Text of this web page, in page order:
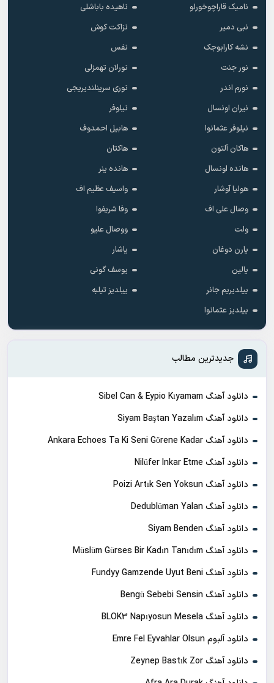
نامیک قاراچوخورلو
ناهیده باباشلی
نبی دمیر
نزاکت کوش
نشه کارابوجک
نفس
نور جنت
نورلان تهمزلی
نورم اندر
نوری سرینلندیریجی
نیران اونسال
نیلوفر
نیلوفر عثمانوا
هابیل احمدوف
هاکان آلتون
هاکتان
هانده اونسال
هانده ینر
هولیا آوشار
واسیف عظیم اف
وصال علی اف
وفا شریفوا
ولت
ووصال علیو
یارن دوغان
یاشار
یالین
یوسف گونی
ییلدیریم جانر
ییلدیز تیلبه
ییلدیز عثمانوا
جدیدترین مطالب
دانلود آهنگ Sibel Can & Eypio Kıyamam
دانلود آهنگ Siyam Baştan Yazalım
دانلود آهنگ Ankara Echoes Ta Ki Seni Görene Kadar
دانلود آهنگ Nilüfer Inkar Etme
دانلود آهنگ Poizi Artık Sen Yoksun
دانلود آهنگ Dedublüman Yalan
دانلود آهنگ Siyam Benden
دانلود آهنگ Müslüm Gürses Bir Kadın Tanıdım
دانلود آهنگ Fundyy Gamzende Uyut Beni
دانلود آهنگ Bengü Sebebi Sensin
دانلود آهنگ BLOK3 Napıyosun Mesela
دانلود آلبوم Emre Fel Eyvahlar Olsun
دانلود آهنگ Zeynep Bastık Zor